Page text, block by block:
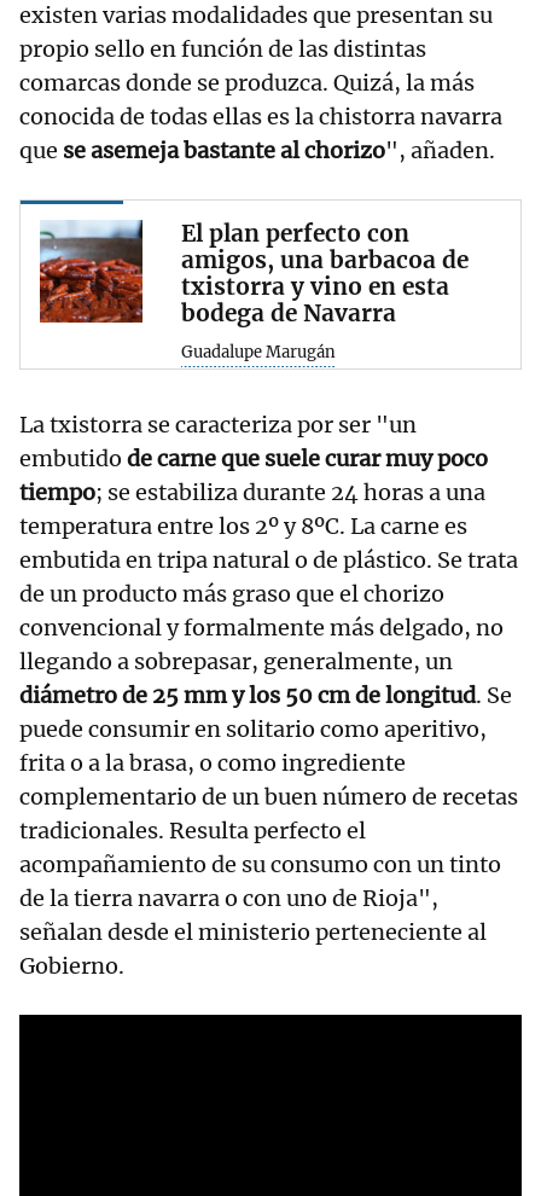
existen varias modalidades que presentan su
propio sello en función de las distintas
comarcas donde se produzca. Quizá, la más
conocida de todas ellas es la chistorra navarra
que se asemeja bastante al chorizo", añaden.
El plan perfecto con
amigos, una barbacoa de
txistorra y vino en esta
bodega de Navarra
Guadalupe Marugán
La txistorra se caracteriza por ser "un
embutido de carne que suele curar muy poco
tiempo; se estabiliza durante 24 horas a una
temperatura entre los 2º y 8ºC. La carne es
embutida en tripa natural o de plástico. Se trata
de un producto más graso que el chorizo
convencional y formalmente más delgado, no
llegando a sobrepasar, generalmente, un
diámetro de 25 mm y los 50 cm de longitud. Se
puede consumir en solitario como aperitivo,
frita o a la brasa, o como ingrediente
complementario de un buen número de recetas
tradicionales. Resulta perfecto el
acompañamiento de su consumo con un tinto
de la tierra navarra o con uno de Rioja",
señalan desde el ministerio perteneciente al
Gobierno.